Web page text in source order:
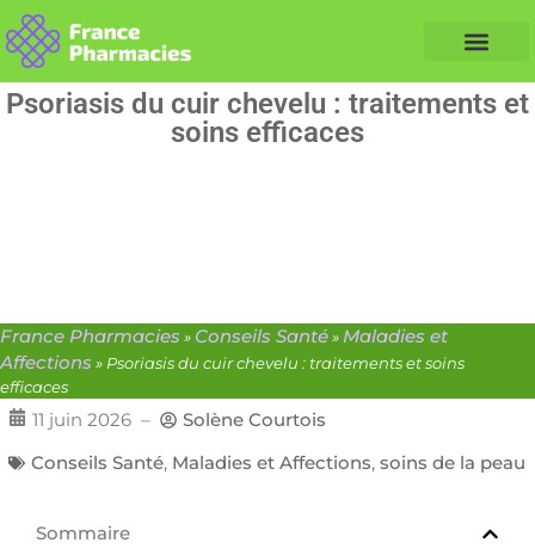
Psoriasis du cuir chevelu : traitements et
soins efficaces
France Pharmacies » Conseils Santé»Maladies et
Affections » Psoriasis du cuir chevelu : traitements et soins
efficaces
11 juin 2026 –
Solène Courtois
Conseils Santé, Maladies et Affections, soins de la peau
Sommaire